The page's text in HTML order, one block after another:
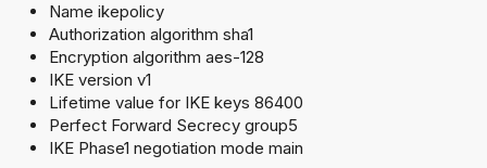
Name ikepolicy
Authorization algorithm sha1
Encryption algorithm aes-128
IKE version v1
Lifetime value for IKE keys 86400
Perfect Forward Secrecy group5
IKE Phase1 negotiation mode main